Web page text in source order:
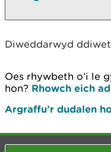
Diweddarwyd
Oes rhywbeth o’i le
hon? Rhowch eich
Argraffu’r dudalen